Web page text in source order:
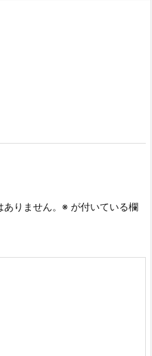
りません。 ※ が付いている欄